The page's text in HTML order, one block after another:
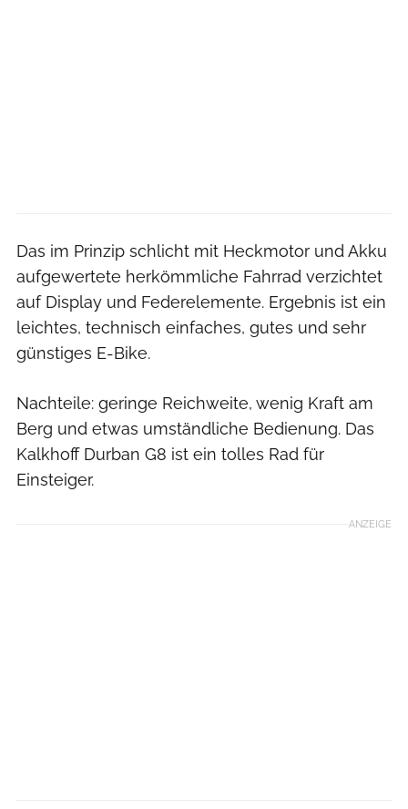
Das im Prinzip schlicht mit Heckmotor und Akku
aufgewertete herkömmliche Fahrrad verzichtet
auf Display und Federelemente. Ergebnis ist ein
leichtes, technisch einfaches, gutes und sehr
günstiges E-Bike.
Nachteile: geringe Reichweite, wenig Kraft am
Berg und etwas umständliche Bedienung. Das
Kalkhoff Durban G8 ist ein tolles Rad für
Einsteiger.
ANZEIGE